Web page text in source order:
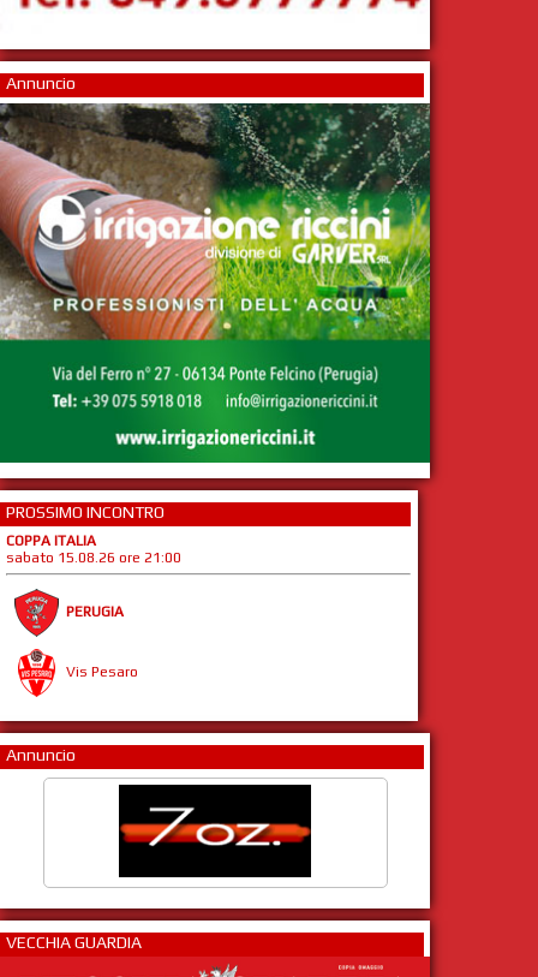
Annuncio
PROSSIMO INCONTRO
COPPA ITALIA
sabato 15.08.26 ore 21:00
PERUGIA
Vis Pesaro
Annuncio
VECCHIA GUARDIA